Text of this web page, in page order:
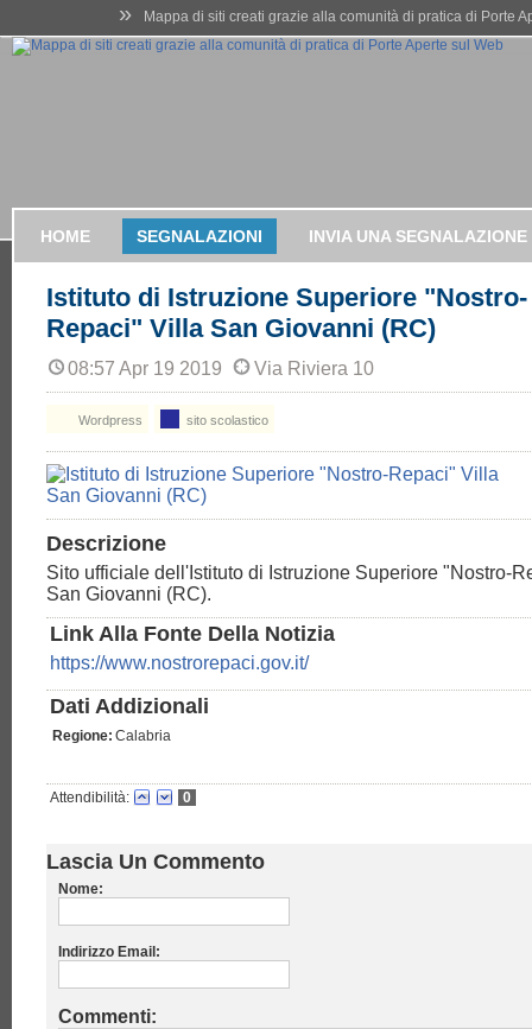
» Mappa di siti creati grazie alla comunità di pratica di Porte
HOME SEGNALAZIONI INVIA UNA SEGNALAZIONE
Istituto di Istruzione Superiore "Nostro-
Repaci" Villa San Giovanni (RC)
08:57 Apr 19 2019 Via Riviera 10
Wordpress sito scolastico
Descrizione
Sito ufficiale dell'Istituto di Istruzione Superiore "Nostro-
San Giovanni (RC).
Link Alla Fonte Della Notizia
https://www.nostrorepaci.gov.it/
Dati Addizionali
Regione: Calabria
Attendibilità: 0
Lascia Un Commento
Nome:
Indirizzo Email:
Commenti: